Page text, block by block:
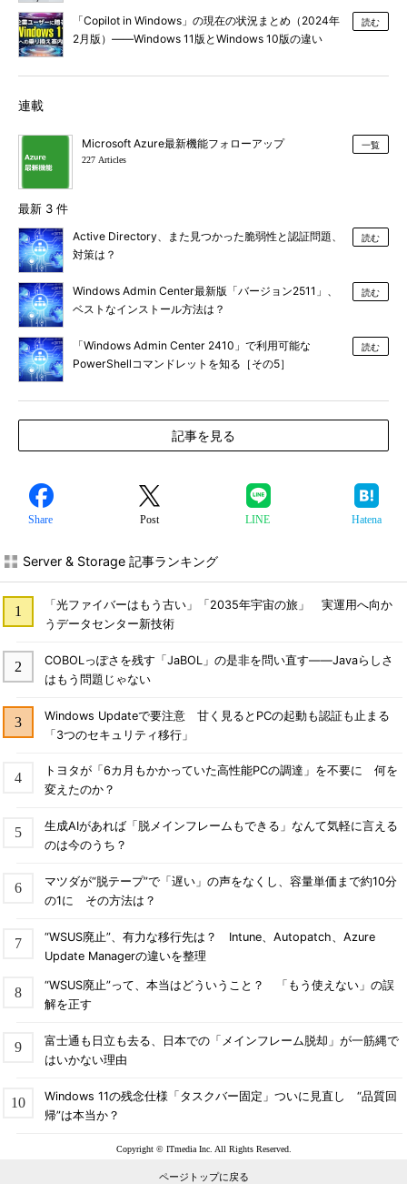
「Copilot in Windows」の現在の状況まとめ（2024年
2月版）――Windows 11版とWindows 10版の違い
読む
連載
Microsoft Azure最新機能フォローアップ
227 Articles
一覧
最新 3 件
Active Directory、また見つかった脆弱性と認証問題、
対策は？
読む
Windows Admin Center最新版「バージョン2511」、
ベストなインストール方法は？
読む
「Windows Admin Center 2410」で利用可能な
PowerShellコマンドレットを知る［その5］
関連コマンドレット
読む
記事を見る
Share Post LINE Hatena
Server & Storage 記事ランキング
「光ファイバーはもう古い」「2035年宇宙の旅」 実運用へ向か
うデータセンター新技術
COBOLっぽさを残す「JaBOL」の是非を問い直す――Javaらしさ
はもう問題じゃない
Windows Updateで要注意 甘く見るとPCの起動も認証も止まる
「3つのセキュリティ移行」
トヨタが「6カ月もかかっていた高性能PCの調達」を不要に 何を
変えたのか？
生成AIがあれば「脱メインフレームもできる」なんて気軽に言える
のは今のうち？
マツダが“脱テープ”で「遅い」の声をなくし、容量単価まで約10分
の1に その方法は？
“WSUS廃止”、有力な移行先は？ Intune、Autopatch、Azure
Update Managerの違いを整理
“WSUS廃止”って、本当はどういうこと？ 「もう使えない」の誤
解を正す
富士通も日立も去る、日本での「メインフレーム脱却」が一筋縄で
はいかない理由
Windows 11の残念仕様「タスクバー固定」ついに見直し “品質回
帰”は本当か？
Copyright © ITmedia Inc. All Rights Reserved.
ページトップに戻る